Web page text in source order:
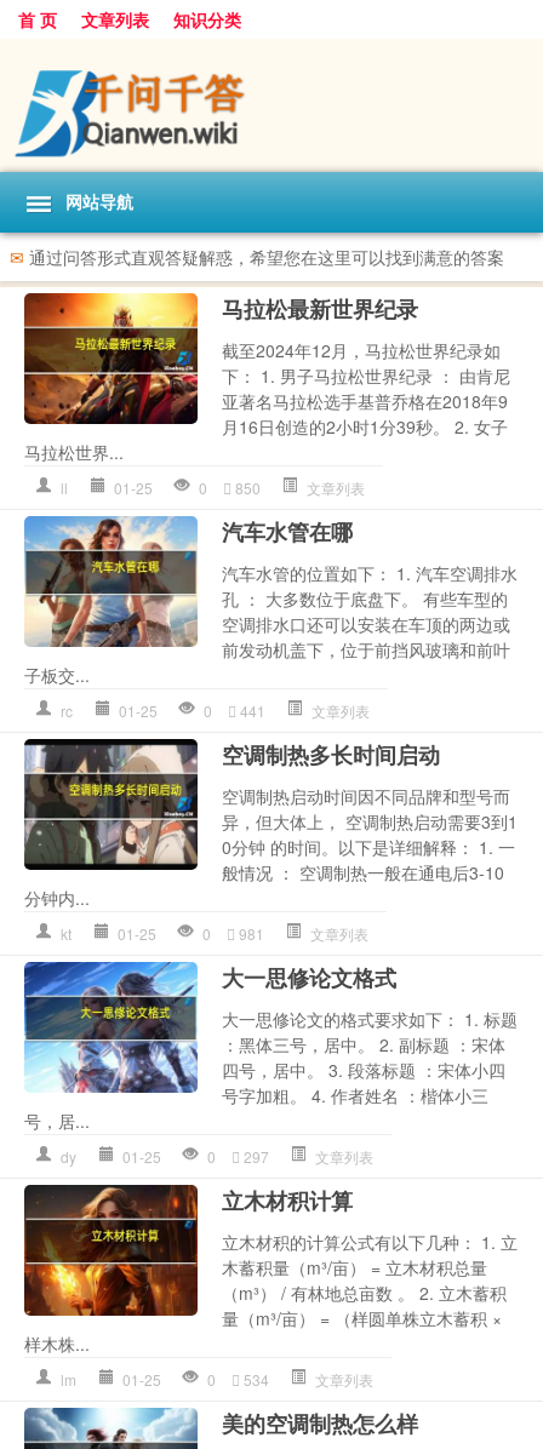
首 页 文章列表 知识分类
网站导航
✉ 通过问答形式直观答疑解惑，希望您在这里可以找到满意的答案
马拉松最新世界纪录
截至2024年12月，马拉松世界纪录如
下： 1. 男子马拉松世界纪录 ： 由肯尼
亚著名马拉松选手基普乔格在2018年9
月16日创造的2小时1分39秒。 2. 女子
马拉松世界...
ll 01-25 0 850 文章列表
汽车水管在哪
汽车水管的位置如下： 1. 汽车空调排水
孔 ： 大多数位于底盘下。 有些车型的
空调排水口还可以安装在车顶的两边或
前发动机盖下，位于前挡风玻璃和前叶
子板交...
rc 01-25 0 441 文章列表
空调制热多长时间启动
空调制热启动时间因不同品牌和型号而
异，但大体上， 空调制热启动需要3到1
0分钟 的时间。以下是详细解释： 1. 一
般情况 ： 空调制热一般在通电后3-10
分钟内...
kt 01-25 0 981 文章列表
大一思修论文格式
大一思修论文的格式要求如下： 1. 标题
：黑体三号，居中。 2. 副标题 ：宋体
四号，居中。 3. 段落标题 ：宋体小四
号字加粗。 4. 作者姓名 ：楷体小三
号，居...
dy 01-25 0 297 文章列表
立木材积计算
立木材积的计算公式有以下几种： 1. 立
木蓄积量（m³/亩） = 立木材积总量
（m³） / 有林地总亩数 。 2. 立木蓄积
量（m³/亩） = （样圆单株立木蓄积 ×
样木株...
lm 01-25 0 534 文章列表
美的空调制热怎么样